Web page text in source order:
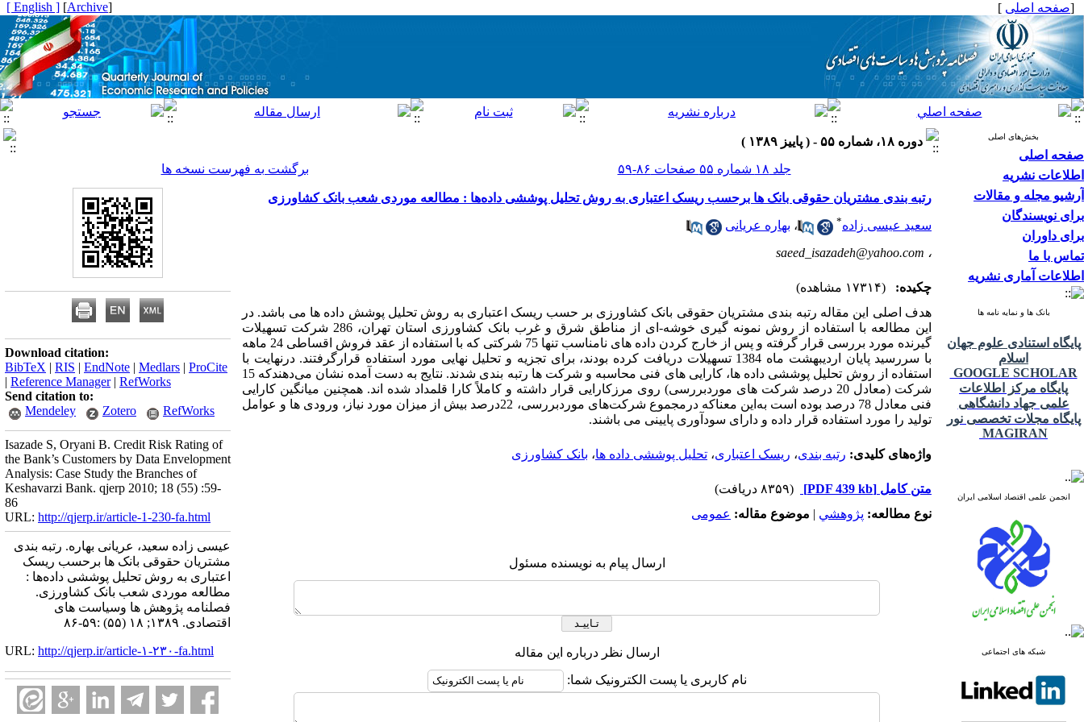
[صفحه اصلی ]
[
Archive
]
[ English ]
بخش‌های اصلی
صفحه اصلی
اطلاعات نشریه
آرشیو مجله و مقالات
برای نویسندگان
برای داوران
تماس با ما
اطلاعات آماری نشریه
بانک ها و نمایه نامه ها
پایگاه استنادی علوم جهان
اسلام
GOOGLE SCHOLAR
پایگاه مرکز اطلاعات
علمی جهاد دانشگاهی
پایگاه مجلات تخصصی نور
MAGIRAN
انجمن علمی اقتصاد اسلامی ایران
شبکه های اجتماعی
دوره ۱۸، شماره ۵۵ - ( پاییز ۱۳۸۹ )
جلد ۱۸ شماره ۵۵ صفحات ۸۶-۵۹
برگشت به فهرست نسخه ها
رتبه بندی مشتریان حقوقی بانک ها برحسب ریسک اعتباری به روش تحلیل پوششی داده‌ها : مطالعه موردی شعب بانک کشاورزی
سعید عیسی زاده* ، بهاره عریانی
، saeed_isazadeh@yahoo.com
چکیده:
(۱۷۳۱۴ مشاهده)
هدف اصلی این مقاله رتبه بندی مشتریان حقوقی بانک کشاورزی بر حسب ریسک اعتباری به روش تحلیل پوشش داده ها می باشد. در
این مطالعه با استفاده از روش نمونه گیری خوشه-ای از مناطق شرق و غرب بانک کشاورزی استان تهران، 286 شرکت تسهیلات
گیرنده مورد بررسی قرار گرفته و پس از خارج کردن داده های نامناسب تنها 75 شرکتی که با استفاده از عقد فروش اقساطی 24 ماهه
با سررسید پایان اردیبهشت ماه 1384 تسهیلات دریافت کرده بودند، برای تجزیه و تحلیل نهایی مورد استفاده قرارگرفتند. درنهایت با
استفاده از روش تحلیل پوششی داده ها، کارایی های فنی محاسبه و شرکت ها رتبه بندی شدند. نتایج به دست آمده نشان می‌دهندکه 15
شرکت (معادل 20 درصد شرکت های موردبررسی) روی مرزکارایی قرار داشته و کاملاً کارا قلمداد شده اند. همچنین میانگین کارایی
فنی معادل 78 درصد بوده است به‌این معناکه درمجموع شرکت‌های موردبررسی، 22‌درصد بیش از میزان مورد نیاز، ورودی ها و عوامل
تولید را مورد استفاده قرار داده و دارای سودآوری پایینی می باشند.
واژه‌های کلیدی: رتبه بندی، ریسک اعتباری، تحلیل پوششی داده ها، بانک کشاورزی
متن کامل [PDF 439 kb]
(۸۳۵۹ دریافت)
نوع مطالعه: پژوهشي | موضوع مقاله: عمومى
ارسال پیام به نویسنده مسئول
ارسال نظر درباره این مقاله
نام کاربری یا پست الکترونیک شما:
Download citation:
BibTeX | RIS | EndNote | Medlars | ProCite
| Reference Manager| RefWorks
Send citation to:
Mendeley
Zotero RefWorks
Isazade S, Oryani B. Credit Risk Rating of
the Bank’s Customers by Data Envelopment
Analysis: Case Study the Branches of
Keshavarzi Bank. qjerp 2010; 18 (55) :59-
86
URL: http://qjerp.ir/article-1-230-fa.html
عیسی زاده سعید، عریانی بهاره. رتبه بندی
مشتریان حقوقی بانک ها برحسب ریسک
اعتباری به روش تحلیل پوششی داده‌ها :
مطالعه موردی شعب بانک کشاورزی.
فصلنامه پژوهش ها وسیاست های
اقتصادی. ۱۳۸۹; ۱۸ (۵۵) :۵۹-۸۶
URL: http://qjerp.ir/article-۱-۲۳۰-fa.html